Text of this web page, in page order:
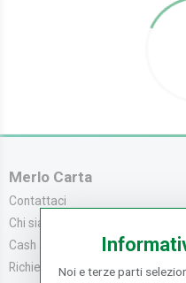
Merlo Carta
Contattaci
Chi siamo
Cash & Carry
Richiedi catalogoNoi e terze parti